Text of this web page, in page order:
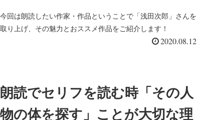
今回は朗読したい作家・作品ということで「浅田次郎」さんを
取り上げ、その魅力とおススメ作品をご紹介します！
2020.08.12
朗読でセリフを読む時「その人
物の体を探す」ことが大切な理